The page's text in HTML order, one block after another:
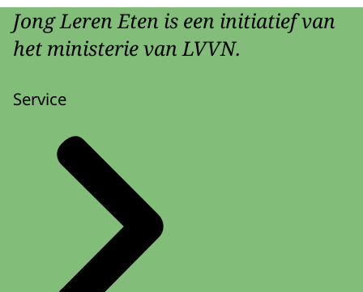
Jong Leren Eten is een initiatief van
het ministerie van LVVN.
Service